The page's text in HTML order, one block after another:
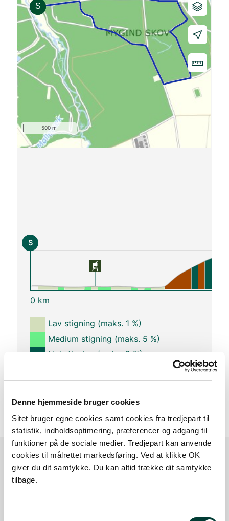
Denne hjemmeside bruger cookies
Sitet bruger egne cookies samt cookies fra tredjepart til
statistik, indholdsoptimering, præferencer og adgang til
funktioner på de sociale medier. Tredjepart kan anvende
cookies til målrettet markedsføring. Ved at klikke OK
giver du dit samtykke. Du kan altid trække dit samtykke
tilbage.
500 m
S
0 km
Lav stigning (maks. 1 %)
Medium stigning (maks. 5 %)
Høj stigning (maks. 8 %)
Ruten i detaljer
Start